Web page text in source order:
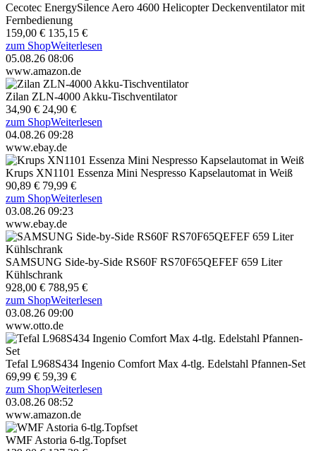
Cecotec EnergySilence Aero 4600 Helicopter Deckenventilator mit
Fernbedienung
159,00 € 135,15 €
zum ShopWeiterlesen
05.08.26 08:06
www.amazon.de
Zilan ZLN-4000 Akku-Tischventilator
34,90 € 24,90 €
zum ShopWeiterlesen
04.08.26 09:28
www.ebay.de
Krups XN1101 Essenza Mini Nespresso Kapselautomat in Weiß
90,89 € 79,99 €
zum ShopWeiterlesen
03.08.26 09:23
www.ebay.de
SAMSUNG Side-by-Side RS60F RS70F65QEFEF 659 Liter
Kühlschrank
928,00 € 788,95 €
zum ShopWeiterlesen
03.08.26 09:00
www.otto.de
Tefal L968S434 Ingenio Comfort Max 4-tlg. Edelstahl Pfannen-Set
69,99 € 59,39 €
zum ShopWeiterlesen
03.08.26 08:52
www.amazon.de
WMF Astoria 6-tlg.Topfset